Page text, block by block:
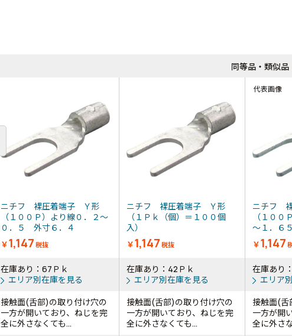
ニチフ 裸圧着端子 Ｙ形
（１００Ｐ）より線０．２～
０．５ 外寸６．４
￥1,147 税抜
ニチフ 裸圧着端子 Ｙ形
（１Ｐｋ（個）＝１００個
入）
￥1,147 税抜
代表画像
ニチフ
（１００
～１．６
￥1,147
在庫あり：67Ｐｋ
エリア別在庫を見る
在庫あり：42Ｐｋ
エリア別在庫を見る
在庫あり
エリア
接触面(舌部)の取り付け穴の
一方が開いており、ねじを完
全に外さなくても...
接触面(舌部)の取り付け穴の
一方が開いており、ねじを完
全に外さなくても...
接触面(舌
一方が開
全に外さ
同等品・類似品